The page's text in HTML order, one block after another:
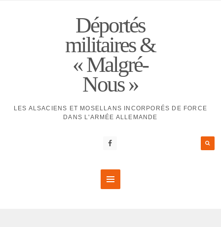
Déportés
militaires &
« Malgré-
Nous »
LES ALSACIENS ET MOSELLANS INCORPORÉS DE FORCE
DANS L'ARMÉE ALLEMANDE